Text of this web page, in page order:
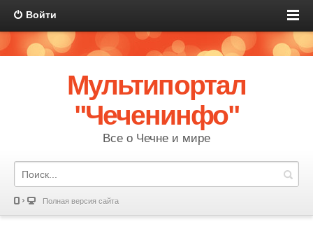
Войти
Мультипортал
"Чеченинфо"
Все о Чечне и мире
Полная версия сайта